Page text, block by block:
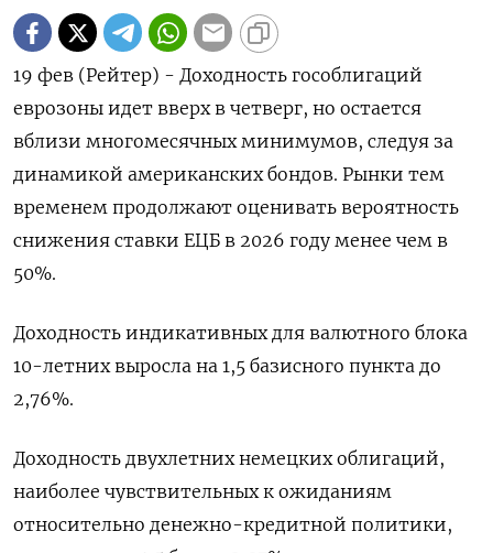
19 фев (Рейтер) - Доходность гособлигаций
еврозоны идет вверх в четверг, ‌но остается
вблизи многомесячных минимумов, следуя за
динамикой американских бондов. ​Рынки ​тем ​
временем продолжают оценивать вероятность
⁠снижения ставки ‌ЕЦБ в ‌2026 году менее чем в
50%.
Доходность ​индикативных для валютного ‌блока
10-летних выросла на ​1,5 базисного пункта ‌до
2,76%.
Доходность двухлетних немецких облигаций,
наиболее чувствительных к ​ожиданиям ​
относительно денежно-‌кредитной политики,